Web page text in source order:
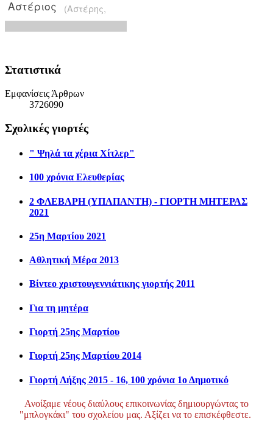
Στατιστικά
Εμφανίσεις Άρθρων
3726090
Σχολικές γιορτές
" Ψηλά τα χέρια Χίτλερ"
100 χρόνια Ελευθερίας
2 ΦΛΕΒΑΡΗ (ΥΠΑΠΑΝΤΗ) - ΓΙΟΡΤΗ ΜΗΤΕΡΑΣ
2021
25η Μαρτίου 2021
Αθλητική Μέρα 2013
Βίντεο χριστουγεννιάτικης γιορτής 2011
Για τη μητέρα
Γιορτή 25ης Μαρτίου
Γιορτή 25ης Μαρτίου 2014
Γιορτή Λήξης 2015 - 16, 100 χρόνια 1ο Δημοτικό
Ανοίξαμε νέους διαύλους επικοινωνίας δημιουργώντας το
"μπλογκάκι" του σχολείου μας. Αξίζει να το επισκέφθεστε.